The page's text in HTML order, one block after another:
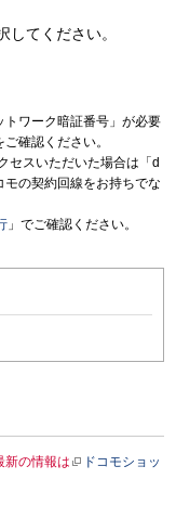
てください。
トワーク暗証番号」が必要
ご確認ください。
セスいただいた場合は「d
の契約回線をお持ちでな
」でご確認ください。
新の情報は
ドコモショッ